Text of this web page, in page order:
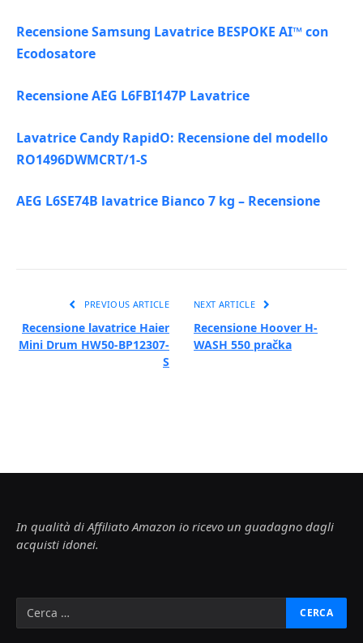
Recensione Samsung Lavatrice BESPOKE AI™ con
Ecodosatore
Recensione AEG L6FBI147P Lavatrice
Lavatrice Candy RapidO: Recensione del modello
RO1496DWMCRT/1-S
AEG L6SE74B lavatrice Bianco 7 kg – Recensione
PREVIOUS ARTICLE
Recensione lavatrice Haier
Mini Drum HW50-BP12307-
S
NEXT ARTICLE
Recensione Hoover H-
WASH 550 pračka
In qualità di Affiliato Amazon io ricevo un guadagno dagli
acquisti idonei.